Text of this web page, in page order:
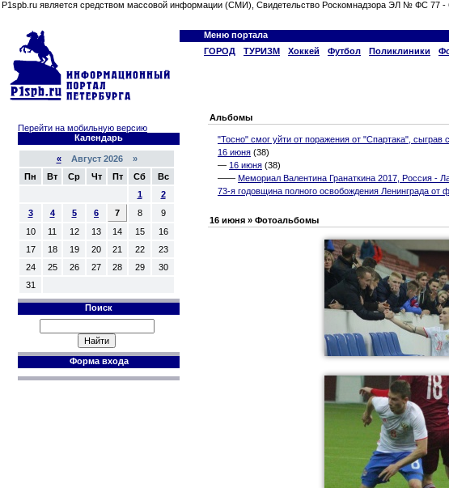
P1spb.ru является средством массовой информации (СМИ), Свидетельство Роскомнадзора ЭЛ № ФС 77 -
Меню портала
ГОРОД
ТУРИЗМ Хоккей Футбол Поликлиники
Перейти на мобильную версию
Календарь
«Август 2026 »
Пн
Вт Ср Чт Пт Сб
Вс
1
2
3
4 5 6 7 8
9
10
11 12 13 14 15
16
17
18 19 20 21 22
23
24
25 26 27 28 29
30
31
Поиск
Форма входа
Альбомы
"Тосно" смог уйти от поражения от "Спартака", сыграв
16 июня (38)
— 16 июня (38)
—— Мемориал Валентина Гранаткина 2017, Россия -
73-я годовщина полного освобождения Ленинграда от
16 июня » Фотоальбомы